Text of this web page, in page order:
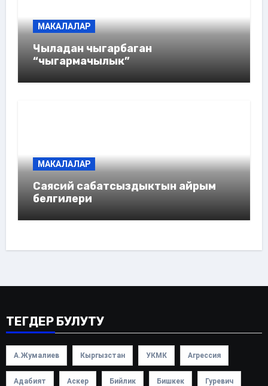
МАКАЛАЛАР
Чыладан чыгарбаган
“чыгармачылык”
МАКАЛАЛАР
Саясий сабатсыздыктын айрым
белгилери
ТЕГДЕР БУЛУТУ
А.Жумалиев Кыргызстан УКМК Агрессия
Адабият Аскер Бийлик Бишкек Гуревич